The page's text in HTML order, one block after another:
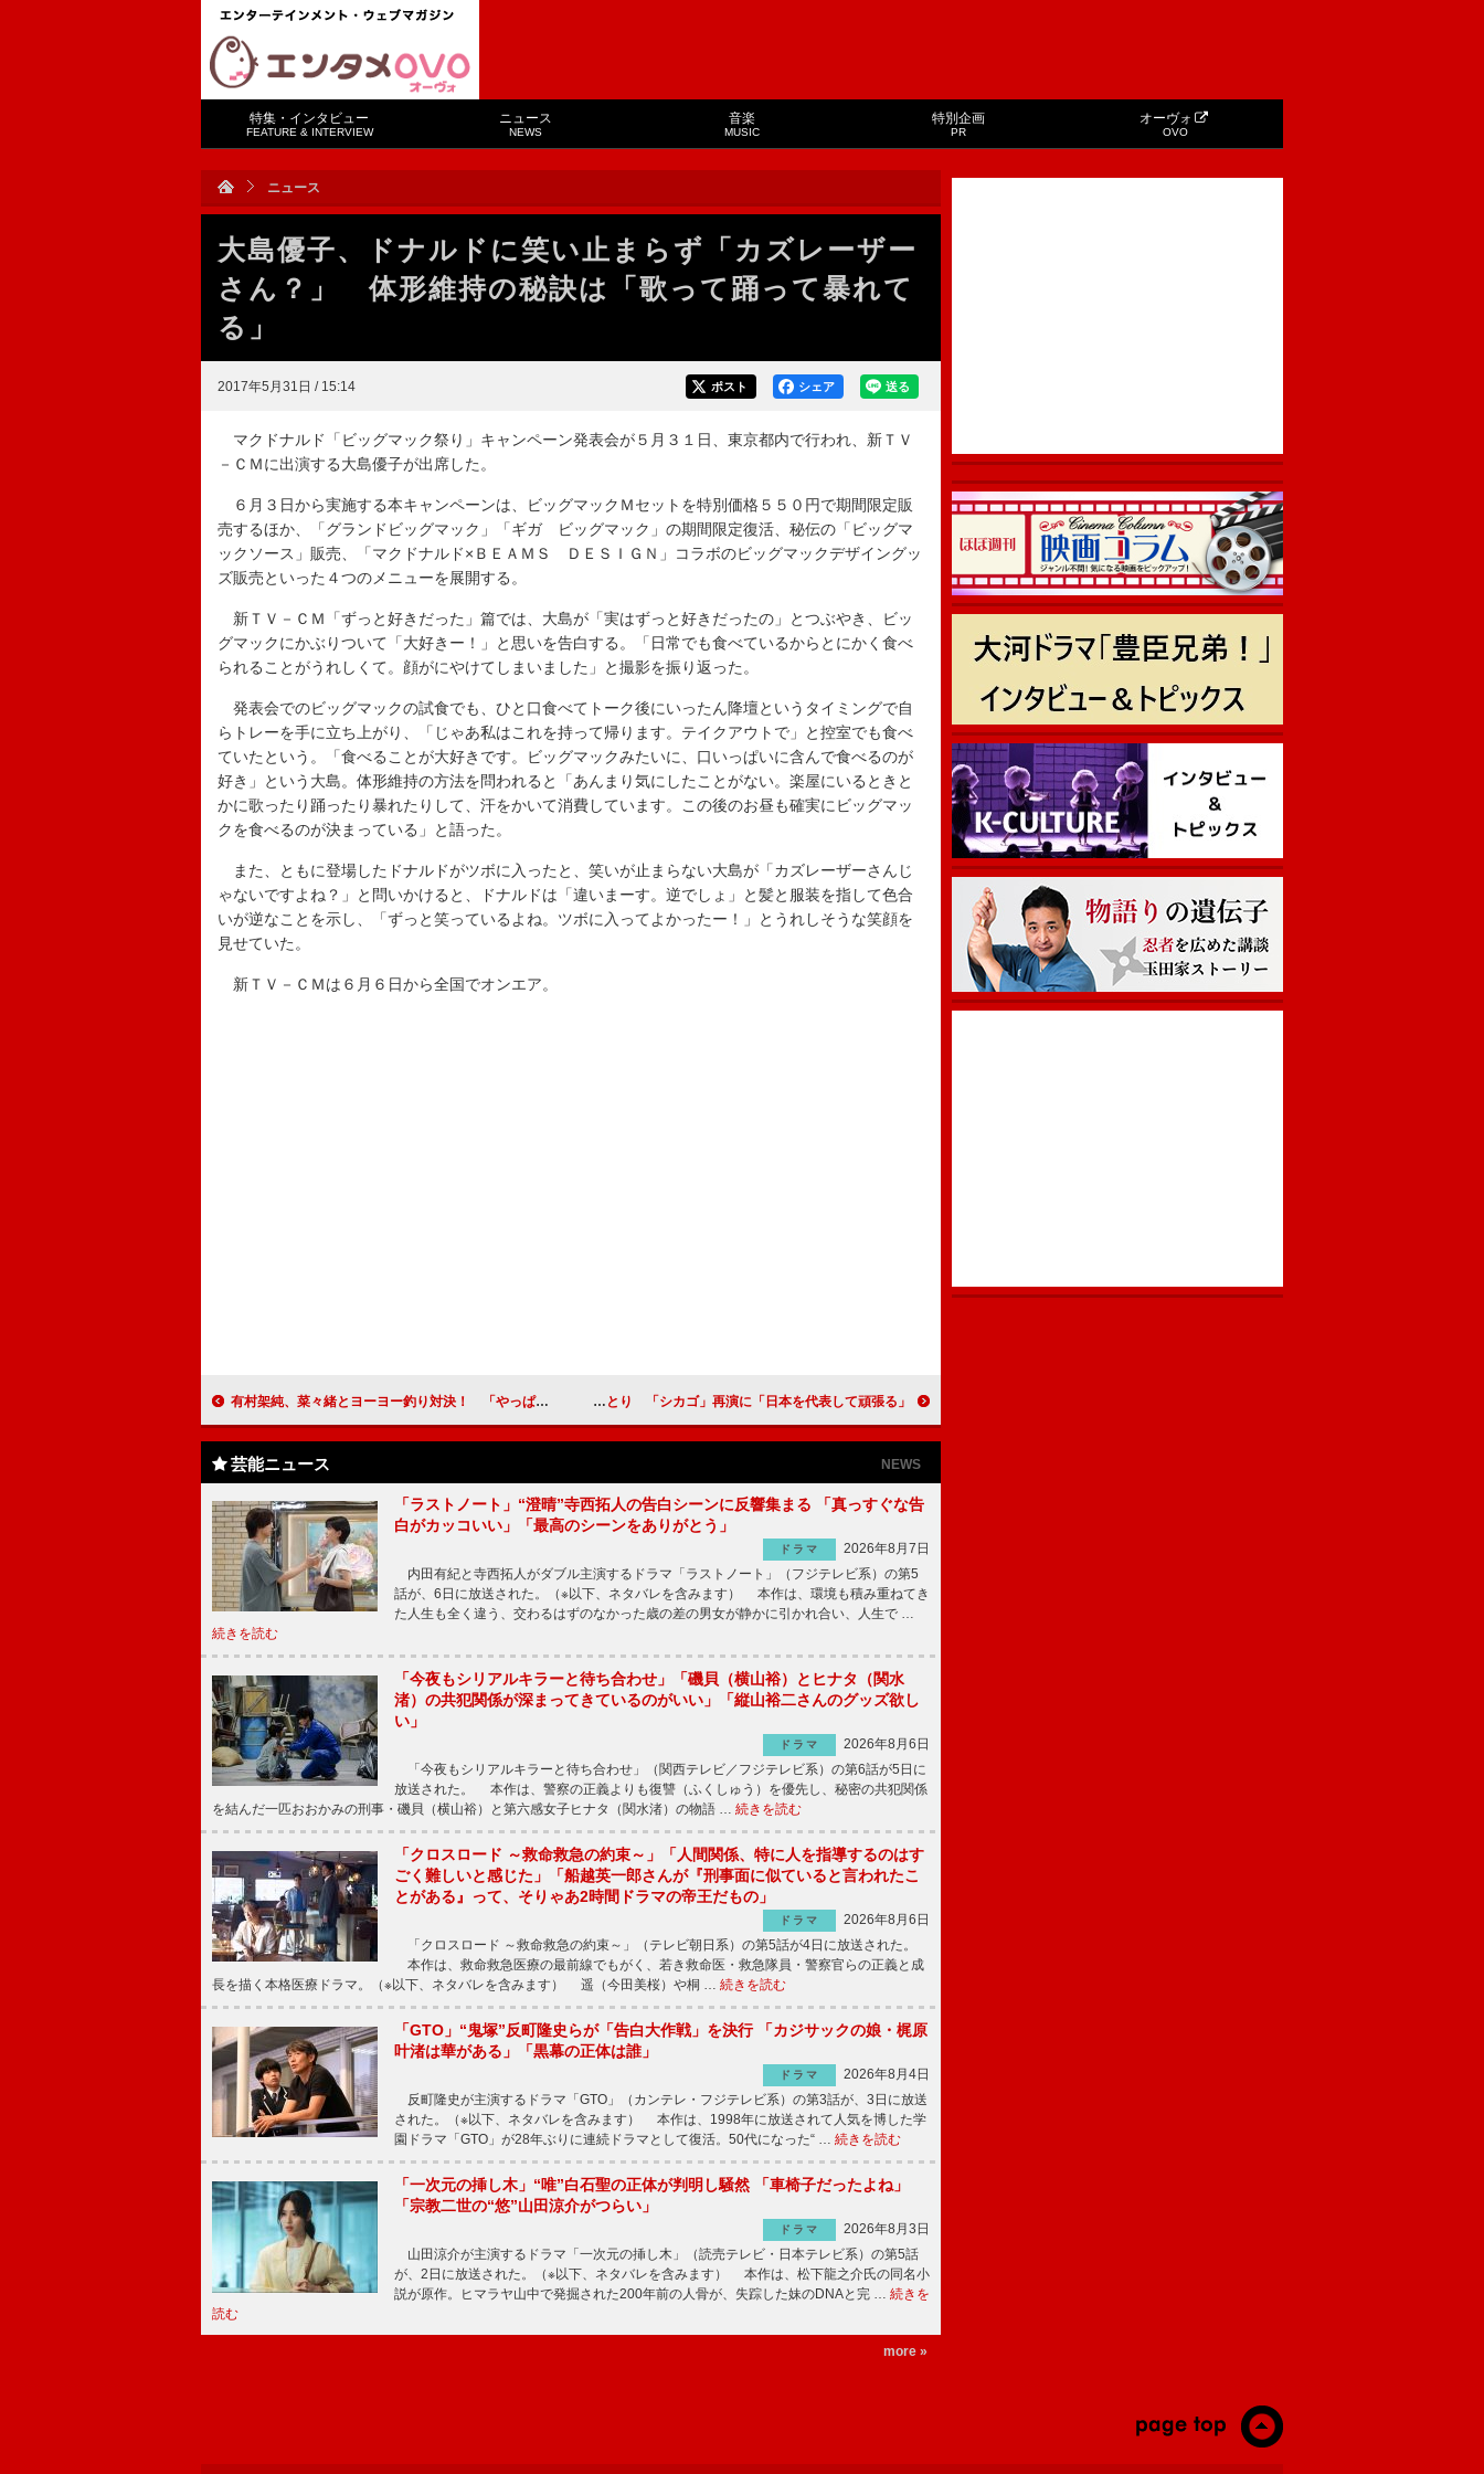
特集・インタビュー
FEATURE & INTERVIEW
ニュース
NEWS
音楽
MUSIC
特別企画
PR
オーヴォ
OVO
ニュース
大島優子、ドナルドに笑い止まらず「カズレーザー
さん？」 体形維持の秘訣は「歌って踊って暴れて
る」
2017年5月31日 / 15:14 送る
シェア
ポスト
マクドナルド「ビッグマック祭り」キャンペーン発表会が５月３１日、東京都内で行われ、新ＴＶ
－ＣＭに出演する大島優子が出席した。
６月３日から実施する本キャンペーンは、ビッグマックＭセットを特別価格５５０円で期間限定販
売するほか、「グランドビッグマック」「ギガ ビッグマック」の期間限定復活、秘伝の「ビッグマ
ックソース」販売、「マクドナルド×ＢＥＡＭＳ ＤＥＳＩＧＮ」コラボのビッグマックデザイングッ
ズ販売といった４つのメニューを展開する。
新ＴＶ－ＣＭ「ずっと好きだった」篇では、大島が「実はずっと好きだったの」とつぶやき、ビッ
グマックにかぶりついて「大好きー！」と思いを告白する。「日常でも食べているからとにかく食べ
られることがうれしくて。顔がにやけてしまいました」と撮影を振り返った。
発表会でのビッグマックの試食でも、ひと口食べてトーク後にいったん降壇というタイミングで自
らトレーを手に立ち上がり、「じゃあ私はこれを持って帰ります。テイクアウトで」と控室でも食べ
ていたという。「食べることが大好きです。ビッグマックみたいに、口いっぱいに含んで食べるのが
好き」という大島。体形維持の方法を問われると「あんまり気にしたことがない。楽屋にいるときと
かに歌ったり踊ったり暴れたりして、汗をかいて消費しています。この後のお昼も確実にビッグマッ
クを食べるのが決まっている」と語った。
また、ともに登場したドナルドがツボに入ったと、笑いが止まらない大島が「カズレーザーさんじ
ゃないですよね？」と問いかけると、ドナルドは「違いまーす。逆でしょ」と髪と服装を指して色合
いが逆なことを示し、「ずっと笑っているよね。ツボに入ってよかったー！」とうれしそうな笑顔を
見せていた。
新ＴＶ－ＣＭは６月６日から全国でオンエア。
有村架純、菜々緒とヨーヨー釣り対決！ 「やっぱり“お姉ちゃん”にはかなわない」 米倉涼子、総額２億円ジュエリーにうっとり 「シカゴ」再演に「日本を代表して頑張る」
芸能ニュース NEWS
「ラストノート」“澄晴”寺西拓人の告白シーンに反響集まる 「真っすぐな告
白がカッコいい」「最高のシーンをありがとう」
ドラマ
2026年8月7日
内田有紀と寺西拓人がダブル主演するドラマ「ラストノート」（フジテレビ系）の第5
話が、6日に放送された。（※以下、ネタバレを含みます） 本作は、環境も積み重ねてき
た人生も全く違う、交わるはずのなかった歳の差の男女が静かに引かれ合い、人生で …
続きを読む
「今夜もシリアルキラーと待ち合わせ」「磯貝（横山裕）とヒナタ（関水
渚）の共犯関係が深まってきているのがいい」「縦山裕二さんのグッズ欲し
い」
ドラマ
2026年8月6日
「今夜もシリアルキラーと待ち合わせ」（関西テレビ／フジテレビ系）の第6話が5日に
放送された。 本作は、警察の正義よりも復讐（ふくしゅう）を優先し、秘密の共犯関係
を結んだ一匹おおかみの刑事・磯貝（横山裕）と第六感女子ヒナタ（関水渚）の物語 … 続きを読む
「クロスロード ～救命救急の約束～」「人間関係、特に人を指導するのはす
ごく難しいと感じた」「船越英一郎さんが『刑事面に似ていると言われたこ
とがある』って、そりゃあ2時間ドラマの帝王だもの」
ドラマ
2026年8月6日
「クロスロード ～救命救急の約束～」（テレビ朝日系）の第5話が4日に放送された。
本作は、救命救急医療の最前線でもがく、若き救命医・救急隊員・警察官らの正義と成
長を描く本格医療ドラマ。（※以下、ネタバレを含みます） 遥（今田美桜）や桐 … 続きを読む
「GTO」“鬼塚”反町隆史らが「告白大作戦」を決行 「カジサックの娘・梶原
叶渚は華がある」「黒幕の正体は誰」
ドラマ
2026年8月4日
反町隆史が主演するドラマ「GTO」（カンテレ・フジテレビ系）の第3話が、3日に放送
された。（※以下、ネタバレを含みます） 本作は、1998年に放送されて人気を博した学
園ドラマ「GTO」が28年ぶりに連続ドラマとして復活。50代になった“ … 続きを読む
「一次元の挿し木」“唯”白石聖の正体が判明し騒然 「車椅子だったよね」
「宗教二世の“悠”山田涼介がつらい」
ドラマ
2026年8月3日
山田涼介が主演するドラマ「一次元の挿し木」（読売テレビ・日本テレビ系）の第5話
が、2日に放送された。（※以下、ネタバレを含みます） 本作は、松下龍之介氏の同名小
説が原作。ヒマラヤ山中で発掘された200年前の人骨が、失踪した妹のDNAと完 … 続きを
読む
more »